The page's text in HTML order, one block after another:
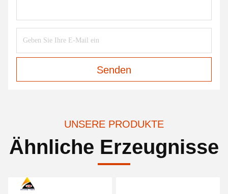
Senden
UNSERE PRODUKTE
Ähnliche Erzeugnisse